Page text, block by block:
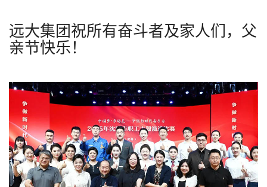
远大集团祝所有奋斗者及家人们，父
亲节快乐！